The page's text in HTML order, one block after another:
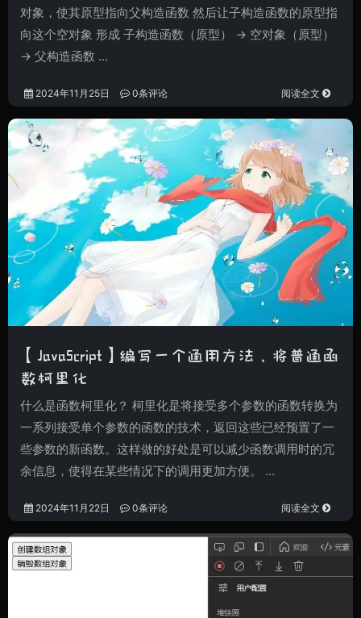
对象，使其原型指向父构造函数 然后让子构造函数的原型指
向这个空对象 形成 子构造函数（原型） -> 空对象（原型）
-> 父构造函数 …
2024年11月25日 0条评论 阅读全文
【JavaScript】编写一个通用方法，将普通函
数柯里化
什么是函数柯里化？ 柯里化是将接受多个参数的函数转换为
一系列接受单个参数的函数的技术，返回这些已经预置了一
些参数的新函数。这样做的好处是可以减少函数调用时的冗
余信息，使得在某些情况下的调用更加方便。 …
2024年11月22日 0条评论 阅读全文